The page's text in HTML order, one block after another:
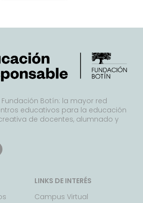
Botín: la mayor red
educativos para la educación
de docentes, alumnado y
LINKS DE INTERÉS
Campus Virtual